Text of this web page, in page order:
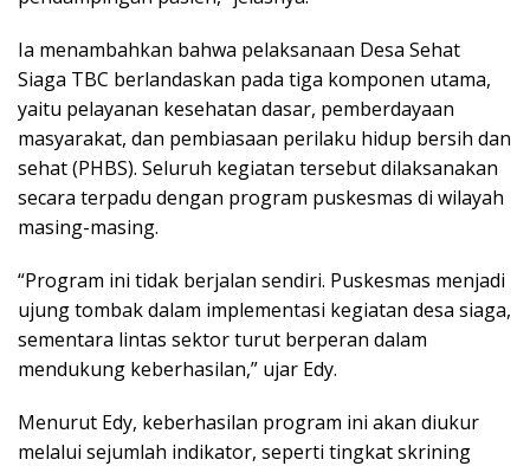
Ia menambahkan bahwa pelaksanaan Desa Sehat
Siaga TBC berlandaskan pada tiga komponen utama,
yaitu pelayanan kesehatan dasar, pemberdayaan
masyarakat, dan pembiasaan perilaku hidup bersih dan
sehat (PHBS). Seluruh kegiatan tersebut dilaksanakan
secara terpadu dengan program puskesmas di wilayah
masing-masing.
“Program ini tidak berjalan sendiri. Puskesmas menjadi
ujung tombak dalam implementasi kegiatan desa siaga,
sementara lintas sektor turut berperan dalam
mendukung keberhasilan,” ujar Edy.
Menurut Edy, keberhasilan program ini akan diukur
melalui sejumlah indikator, seperti tingkat skrining